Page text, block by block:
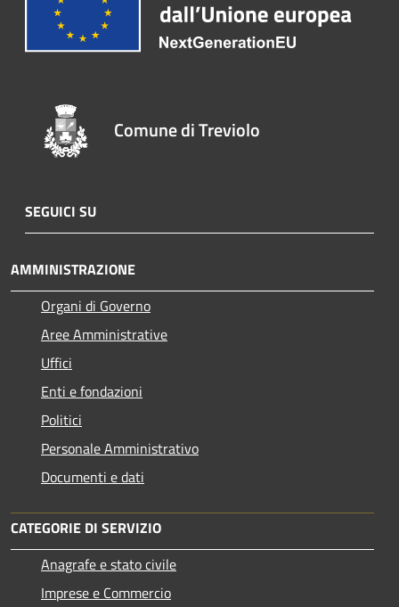
Comune di Treviolo
SEGUICI SU
AMMINISTRAZIONE
Organi di Governo
Aree Amministrative
Uffici
Enti e fondazioni
Politici
Personale Amministrativo
Documenti e dati
CATEGORIE DI SERVIZIO
Anagrafe e stato civile
Imprese e Commercio